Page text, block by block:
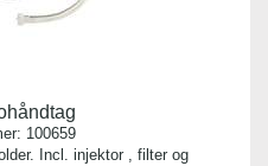
100659
Incl. injektor , filter og